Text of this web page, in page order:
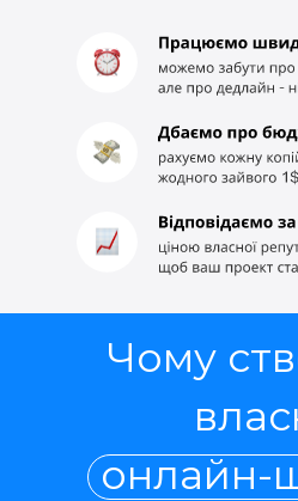
Чому
онлайн-